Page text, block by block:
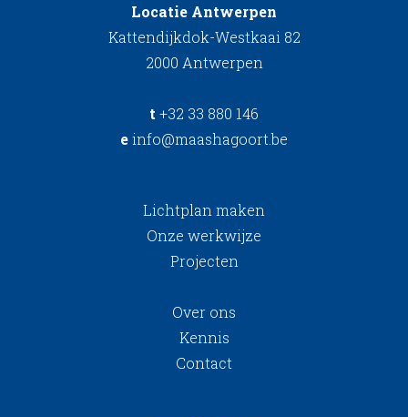
Locatie Antwerpen
Kattendijkdok-Westkaai 82
2000 Antwerpen
t +32 33 880 146
einfo@maashagoort.be
Lichtplan maken
Onze werkwijze
Projecten
Over ons
Kennis
Contact